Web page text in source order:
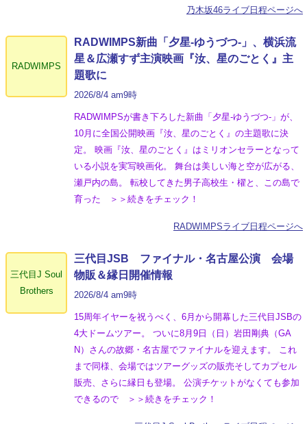
乃木坂46ライブ日程ページへ
RADWIMPS
RADWIMPS新曲「夕星-ゆうづつ-」、横浜流
星＆広瀬すず主演映画『汝、星のごとく』主
題歌に
2026/8/4 am9時
RADWIMPSが書き下ろした新曲「夕星-ゆうづつ-」が、
10月に全国公開映画『汝、星のごとく』の主題歌に決
定。 映画『汝、星のごとく』はミリオンセラーとなって
いる小説を実写映画化。 舞台は美しい海と空が広がる、
瀬戸内の島。 転校してきた男子高校生・櫂と、この島で
育った ＞＞続きをチェック！
RADWIMPSライブ日程ページへ
三代目J Soul
Brothers
三代目JSB ファイナル・名古屋公演 会場
物販＆縁日開催情報
2026/8/4 am9時
15周年イヤーを祝うべく、6月から開幕した三代目JSBの
4大ドームツアー。 ついに8月9日（日）岩田剛典（GA
N）さんの故郷・名古屋でファイナルを迎えます。 これ
まで同様、会場ではツアーグッズの販売そしてカプセル
販売、さらに縁日も登場。 公演チケットがなくても参加
できるので ＞＞続きをチェック！